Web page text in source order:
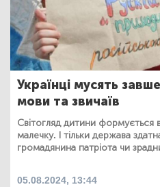
Українці мусять
мови та звичаїв
Світогляд дитини формується
малечку. І тільки держава
громадянина патріота чи
05.08.2024, 13:44